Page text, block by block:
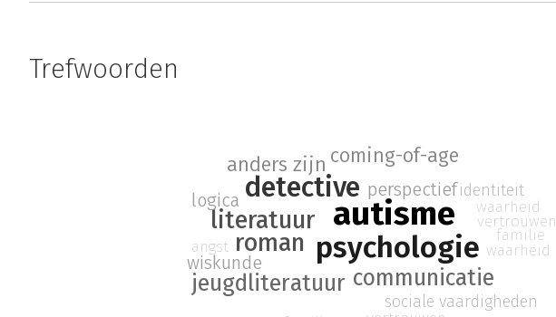
Trefwoorden
autisme
psychologie
detective
roman
communicatie
jeugdliteratuur
literatuur
perspectief
anders zijn
logica
wiskunde
coming-of-age
identiteit
sociale vaardigheden
waarheid
vertrouwen
angst
familie
waarheid